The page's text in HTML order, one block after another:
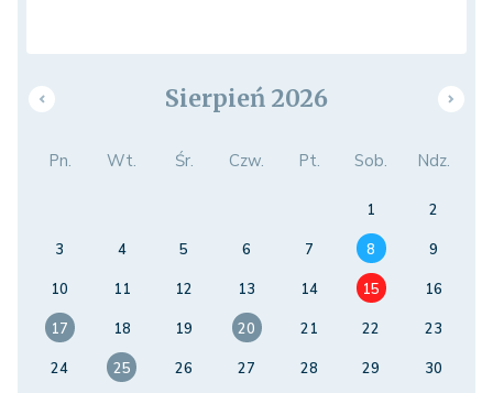
Sierpień 2026
Pn. Wt. Śr. Czw. Pt. Sob. Ndz.
1
2
3
4 5 6 7 8
9
10
11 12 13 14 15
16
17
18 19 20 21 22
23
24
25 26 27 28 29
30